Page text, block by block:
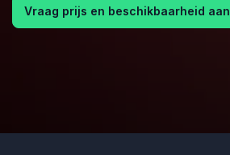
Vraag prijs en beschikbaarheid aan